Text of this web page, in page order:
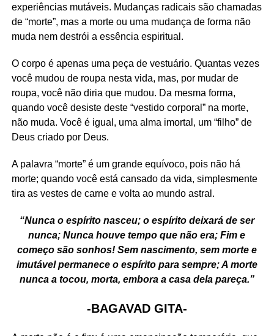
experiências mutáveis. Mudanças radicais são chamadas
de “morte”, mas a morte ou uma mudança de forma não
muda nem destrói a essência espiritual.
O corpo é apenas uma peça de vestuário. Quantas vezes
você mudou de roupa nesta vida, mas, por mudar de
roupa, você não diria que mudou. Da mesma forma,
quando você desiste deste “vestido corporal” na morte,
não muda. Você é igual, uma alma imortal, um “filho” de
Deus criado por Deus.
A palavra “morte” é um grande equívoco, pois não há
morte; quando você está cansado da vida, simplesmente
tira as vestes de carne e volta ao mundo astral.
“Nunca o espírito nasceu; o espírito deixará de ser
nunca; Nunca houve tempo que não era; Fim e
começo são sonhos! Sem nascimento, sem morte e
imutável permanece o espírito para sempre; A morte
nunca a tocou, morta, embora a casa dela pareça.”
-BAGAVAD GITA-